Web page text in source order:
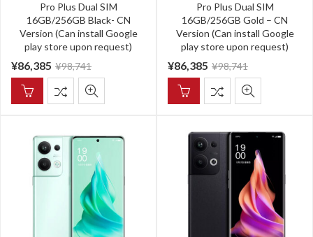
Pro Plus Dual SIM
16GB/256GB Black- CN
Version (Can install Google
play store upon request)
¥86,385 ¥98,741
Pro Plus Dual SIM
16GB/256GB Gold – CN
Version (Can install Google
play store upon request)
¥86,385 ¥98,741